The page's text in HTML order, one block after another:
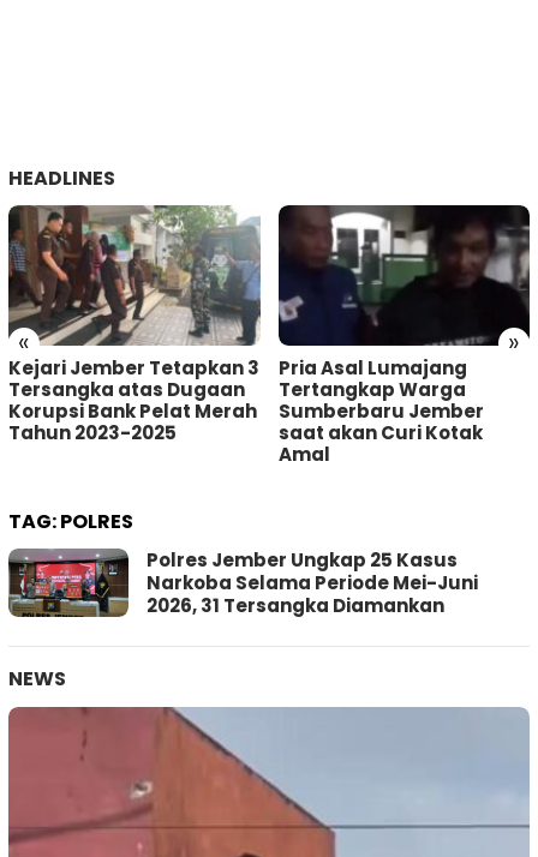
HEADLINES
« »
Kejari Jember Tetapkan 3
Tersangka atas Dugaan
Korupsi Bank Pelat Merah
Tahun 2023-2025
Pria Asal Lumajang
Tertangkap Warga
Sumberbaru Jember
saat akan Curi Kotak
Amal
TAG:POLRES
Polres Jember Ungkap 25 Kasus
Narkoba Selama Periode Mei-Juni
2026, 31 Tersangka Diamankan
NEWS